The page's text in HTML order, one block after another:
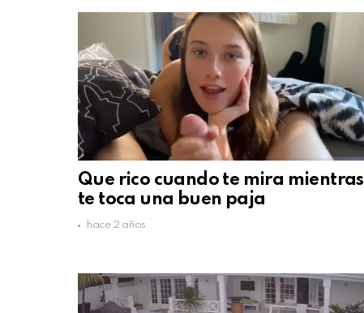
Que rico cuando te mira mientras
te toca una buen paja
hace 2 años